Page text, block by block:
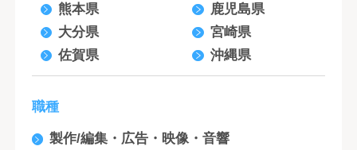
熊本県
鹿児島県
大分県
宮崎県
佐賀県
沖縄県
職種
製作/編集・広告・映像・音響